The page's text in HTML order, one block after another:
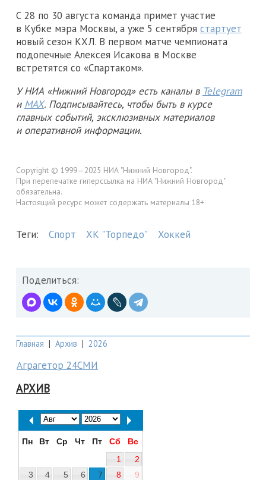
С 28 по 30 августа команда примет участие
в Кубке мэра Москвы, а уже 5 сентября стартует
новый сезон КХЛ. В первом матче чемпионата
подопечные Алексея Исакова в Москве
встретятся со «Спартаком».
У НИА «Нижний Новгород» есть каналы в Telegram
и MAX. Подписывайтесь, чтобы быть в курсе
главных событий, эксклюзивных материалов
и оперативной информации.
Copyright © 1999—2025 НИА "Нижний Новгород".
При перепечатке гиперссылка на НИА "Нижний Новгород"
обязательна.
Настоящий ресурс может содержать материалы 18+
Теги: Спорт ХК "Торпедо" Хоккей
Поделиться:
Главная | Архив | 2026
Аграгетор 24СМИ
АРХИВ
Пн Вт Ср Чт Пт Сб
Вс
1
2
3
4 5 6 7 8
9